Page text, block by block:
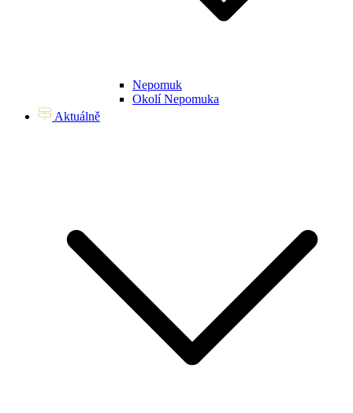
Nepomuk
Okolí Nepomuka
Aktuálně